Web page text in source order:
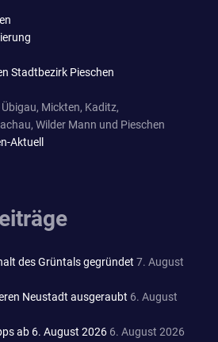
Stadtbezirk Pieschen
Mickten, Kaditz,
Wilder Mann und Pieschen
Aktuell
des Grüntals gegründet 7. August
Neustadt ausgeraubt 6. August
ab 6. August 2026 6. August 2026